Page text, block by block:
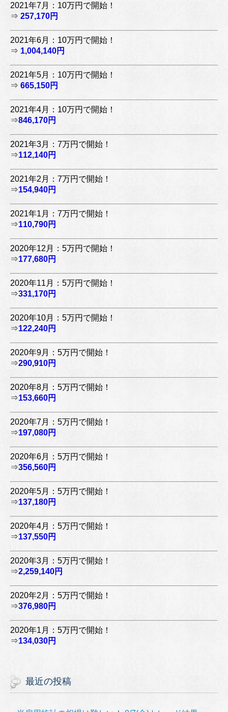
2021年7月：10万円で開始！
⇒ 257,170円
2021年6月：10万円で開始！
⇒ 1,004,140円
2021年5月：10万円で開始！
⇒ 665,150円
2021年4月：10万円で開始！
⇒846,170円
2021年3月：7万円で開始！
⇒112,140円
2021年2月：7万円で開始！
⇒154,940円
2021年1月：7万円で開始！
⇒110,790円
2020年12月：5万円で開始！
⇒177,680円
2020年11月：5万円で開始！
⇒331,170円
2020年10月：5万円で開始！
⇒122,240円
2020年9月：5万円で開始！
⇒290,910円
2020年8月：5万円で開始！
⇒153,660円
2020年7月：5万円で開始！
⇒197,080円
2020年6月：5万円で開始！
⇒356,560円
2020年5月：5万円で開始！
⇒137,180円
2020年4月：5万円で開始！
⇒137,550円
2020年3月：5万円で開始！
⇒2,259,140円
2020年2月：5万円で開始！
⇒376,980円
2020年1月：5万円で開始！
⇒134,030円
最近の投稿